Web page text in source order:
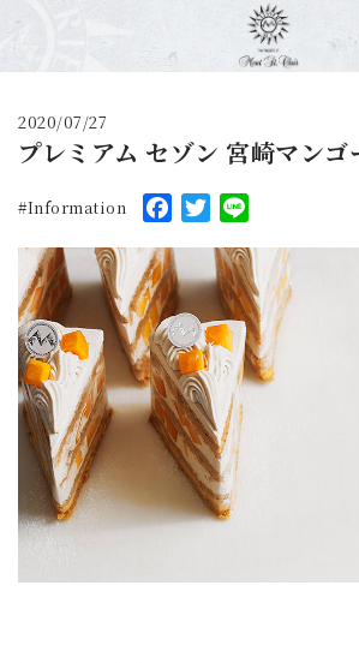
2020/07/27
プレミアム セゾン 宮崎マンゴ
Information Facebook
Twitter